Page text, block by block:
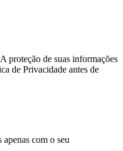
proteção de suas informações
de Privacidade antes de
com o seu